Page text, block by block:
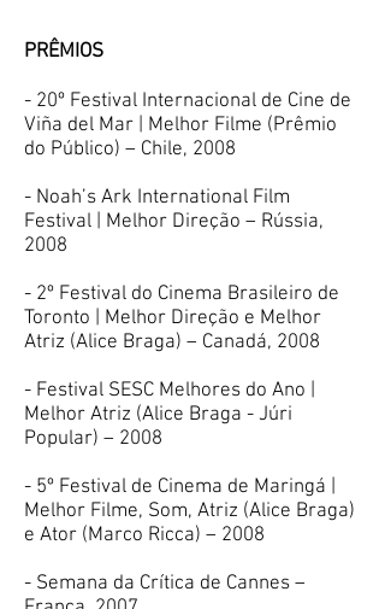
PRÊMIOS
- 20º Festival Internacional de Cine de
Viña del Mar | Melhor Filme (Prêmio
do Público) – Chile, 2008
- Noah’s Ark International Film
Festival | Melhor Direção – Rússia,
2008
- 2º Festival do Cinema Brasileiro de
Toronto | Melhor Direção e Melhor
Atriz (Alice Braga) – Canadá, 2008
- Festival SESC Melhores do Ano |
Melhor Atriz (Alice Braga - Júri
Popular) – 2008
- 5º Festival de Cinema de Maringá |
Melhor Filme, Som, Atriz (Alice Braga)
e Ator (Marco Ricca) – 2008
- Semana da Crítica de Cannes –